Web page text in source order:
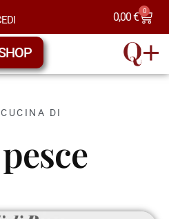
0,00€ 0
DI